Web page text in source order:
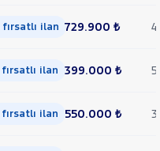
fırsatlı ilan 729.900 ₺ 4
fırsatlı ilan 399.000 ₺ 5
fırsatlı ilan 550.000 ₺ 3